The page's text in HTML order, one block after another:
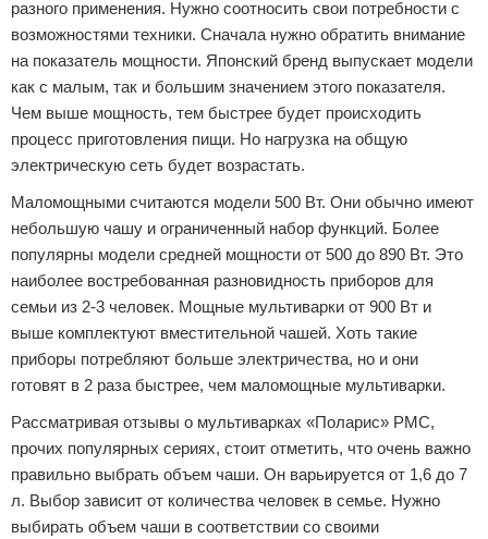
разного применения. Нужно соотносить свои потребности с
возможностями техники. Сначала нужно обратить внимание
на показатель мощности. Японский бренд выпускает модели
как с малым, так и большим значением этого показателя.
Чем выше мощность, тем быстрее будет происходить
процесс приготовления пищи. Но нагрузка на общую
электрическую сеть будет возрастать.
Маломощными считаются модели 500 Вт. Они обычно имеют
небольшую чашу и ограниченный набор функций. Более
популярны модели средней мощности от 500 до 890 Вт. Это
наиболее востребованная разновидность приборов для
семьи из 2-3 человек. Мощные мультиварки от 900 Вт и
выше комплектуют вместительной чашей. Хоть такие
приборы потребляют больше электричества, но и они
готовят в 2 раза быстрее, чем маломощные мультиварки.
Рассматривая отзывы о мультиварках «Поларис» PMC,
прочих популярных сериях, стоит отметить, что очень важно
правильно выбрать объем чаши. Он варьируется от 1,6 до 7
л. Выбор зависит от количества человек в семье. Нужно
выбирать объем чаши в соответствии со своими